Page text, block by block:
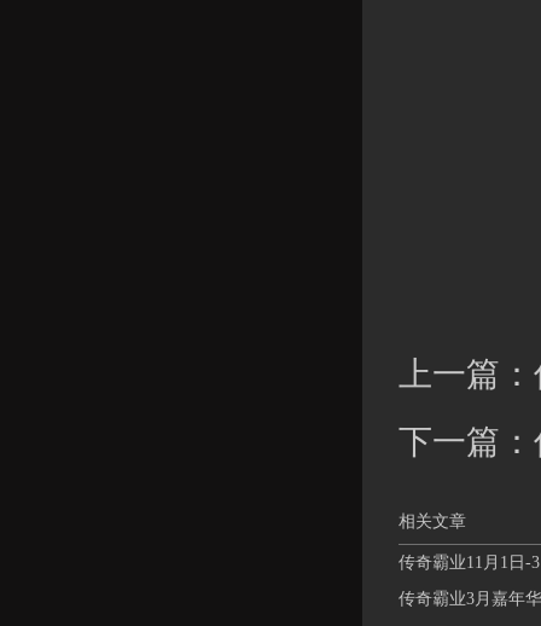
上一篇：
下一篇：
相关文章
传奇霸业11月1日-
传奇霸业3月嘉年